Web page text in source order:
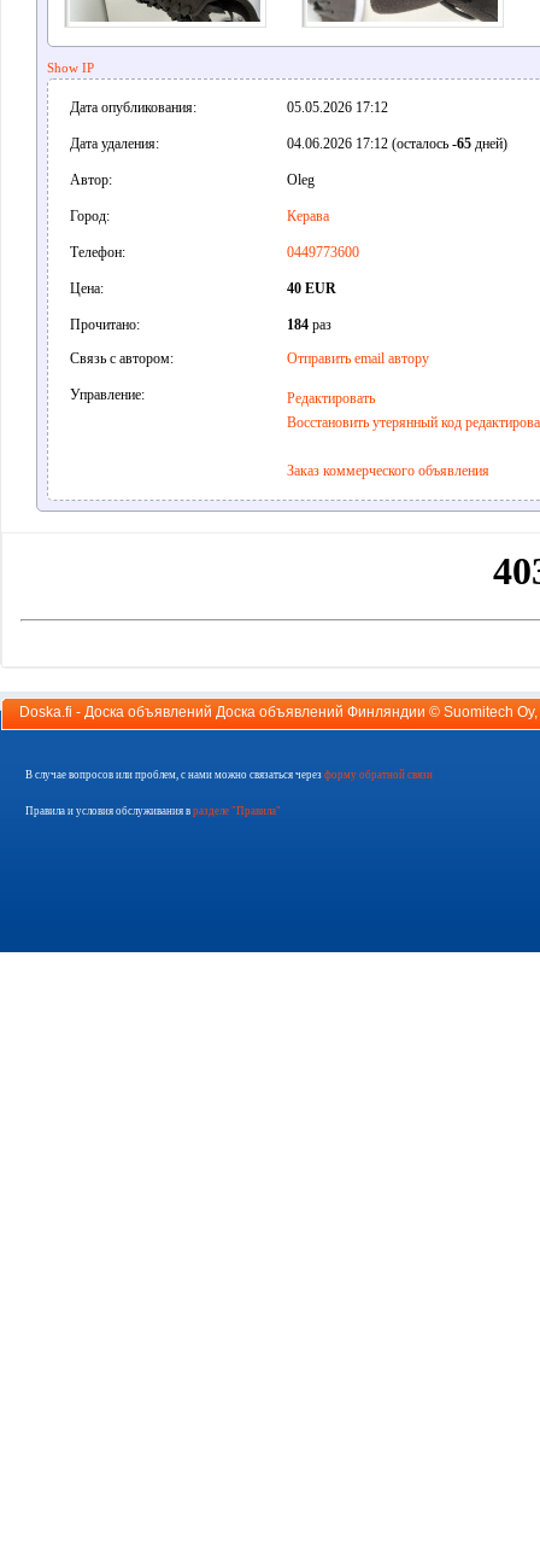
Show IP
Дата опубликования: 05.05.2026 17:12
Дата удаления: 04.06.2026 17:12 (осталось -65дней)
Автор: Oleg
Город: Керава
Телефон: 0449773600
Цена: 40 EUR
Прочитано: 184раз
Связь с автором:
Отправить email автору
Управление:
Редактировать
Восстановить утерянный код
Заказ коммерческого объявления
Doska.fi - Доска объявлений Доска объявлений Финляндии © Suomitech Oy
В случае вопросов или проблем, с нами можно связаться через форму обратной связи
Правила и условия обслуживания в разделе "Правила"